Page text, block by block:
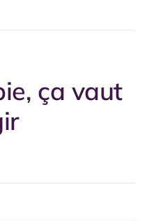
ça vaut